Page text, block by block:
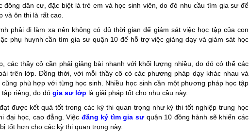
đông dân cư, đặc biệt là trẻ em và học sinh viên, do đó nhu cầu tìm gia sư để
và ôn thi là rất cao.
phải đi làm xa nên không có đủ thời gian để giám sát việc học tập của con
phụ huynh cần tìm gia sư quận 10 để hỗ trợ việc giảng dạy và giám sát học
các thầy cô cần phải giảng bài nhanh với khối lượng nhiều, do đó có thể các
trên lớp. Đồng thời, với mỗi thầy cô có các phương pháp dạy khác nhau và
cũng phù hợp với từng học sinh. Nhiều học sinh cần một phương pháp học tập
riêng, do đó gia sư lớp là giải pháp tốt cho nhu cầu này.
được kết quả tốt trong các kỳ thi quan trọng như kỳ thi tốt nghiệp trung học
đại học, cao đẳng. Việc đăng ký tìm gia sưquận 10 đồng hành sẽ khiến các
tốt hơn cho các kỳ thi quan trọng này.